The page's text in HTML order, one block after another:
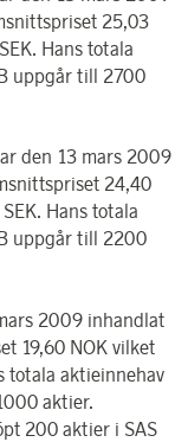
25,03
Hans totala
uppgår till 2700
den 13 mars 2009
24,40
Hans totala
uppgår till 2200
2009 inhandlat
19,60 NOK vilket
totala aktieinnehav
aktier.
200 aktier i SAS